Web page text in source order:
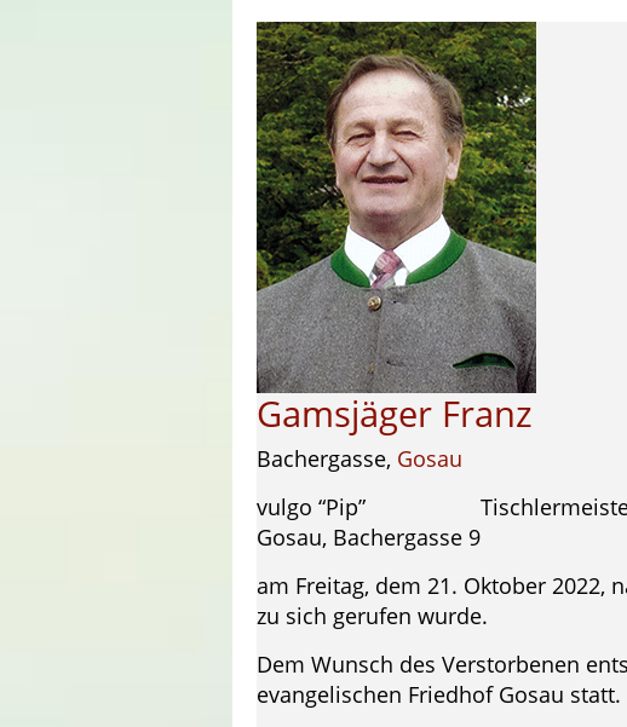
Gamsjäger Franz
Bachergasse, Gosau
vulgo “Pip” Tischlermeister
Gosau, Bachergasse 9
am Freitag, dem 21. Oktober 2022,
zu sich gerufen wurde.
Dem Wunsch des Verstorbenen
evangelischen Friedhof Gosau statt.